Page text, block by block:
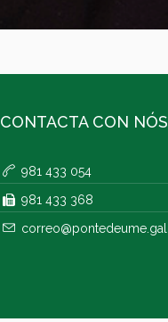
CONTACTA CON NÓS
981 433 054
981 433 368
correo@pontedeume.gal